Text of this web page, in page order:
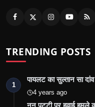
TRENDING POSTS
1
पायलट का सुल्तान सा
4 years ago
नून पट्टी पर हवाई हमले